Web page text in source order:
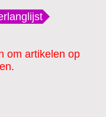
om artikelen op